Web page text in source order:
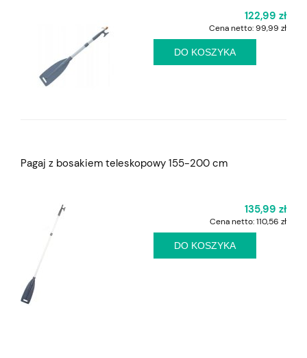
122,99 zł
Cena netto:99,99 zł
DO KOSZYKA
Pagaj z bosakiem teleskopowy 155-200 cm
135,99 zł
Cena netto:110,56 zł
DO KOSZYKA